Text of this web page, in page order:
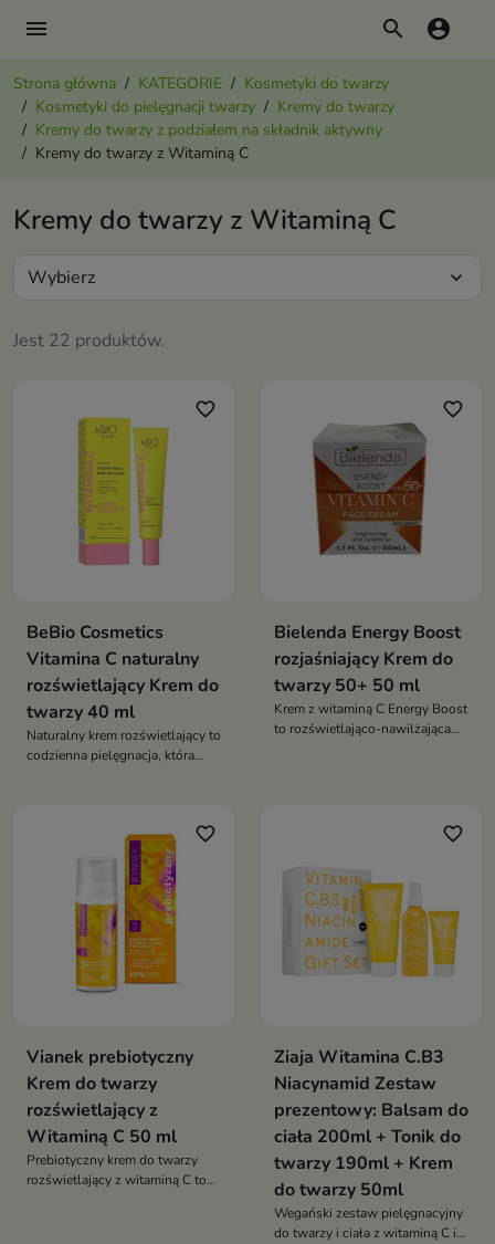
menu search account_circle
Strona główna KATEGORIE
Kosmetyki do twarzy
Kosmetyki do pielęgnacji twarzy
Kremy do twarzy
Kremy do twarzy z podziałem na składnik aktywny
Kremy do twarzy z Witaminą C
Kremy do twarzy z Witaminą C
Jest 22 produktów.
Wybierz expand_more
favorite_border
BeBio Cosmetics
Vitamina C naturalny
rozświetlający Krem do
twarzy 40 ml
Naturalny krem rozświetlający to
codzienna pielęgnacja, która
favorite_border
Bielenda Energy Boost
rozjaśniający Krem do
twarzy 50+ 50 ml
Krem z witaminą C Energy Boost
to rozświetlająco-nawilżająca
favorite_border
Vianek prebiotyczny
Krem do twarzy
rozświetlający z
Witaminą C 50 ml
Prebiotyczny krem do twarzy
rozświetlający z witaminą C to
favorite_border
Ziaja Witamina C.B3
Niacynamid Zestaw
prezentowy: Balsam do
ciała 200ml + Tonik do
twarzy 190ml + Krem
do twarzy 50ml
Wegański zestaw pielęgnacyjny
do twarzy i ciała z witaminą C i